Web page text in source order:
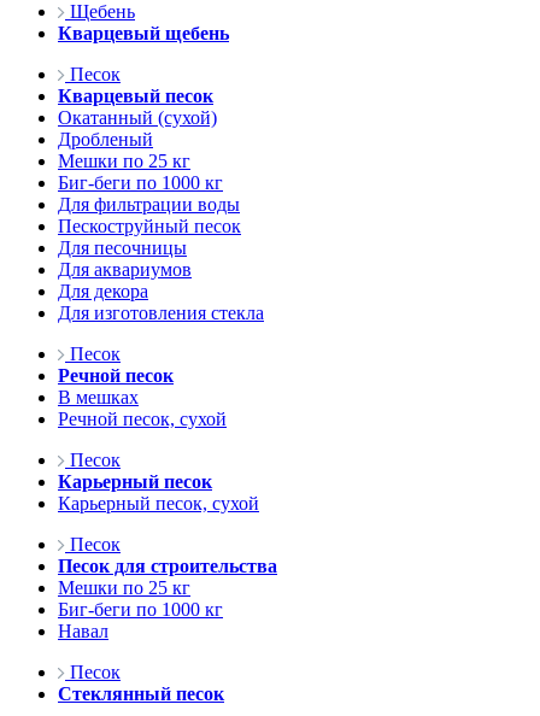
Щебень
Кварцевый щебень
Песок
Кварцевый песок
Окатанный (сухой)
Дробленый
Мешки по 25 кг
Биг-беги по 1000 кг
Для фильтрации воды
Пескоструйный песок
Для песочницы
Для аквариумов
Для декора
Для изготовления стекла
Песок
Речной песок
В мешках
Речной песок, сухой
Песок
Карьерный песок
Карьерный песок, сухой
Песок
Песок для строительства
Мешки по 25 кг
Биг-беги по 1000 кг
Навал
Песок
Стеклянный песок